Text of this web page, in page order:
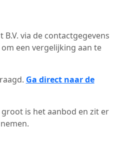
via de contactgegevens
een vergelijking aan te
Ga direct naar de
is het aanbod en zit er